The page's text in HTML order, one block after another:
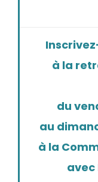
à la
du
au
à la
avec